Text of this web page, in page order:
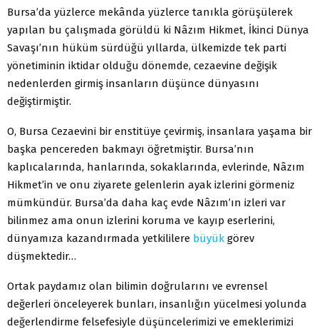
Bursa’da yüzlerce mekânda yüzlerce tanıkla görüşülerek
yapılan bu çalışmada görüldü ki Nâzım Hikmet, İkinci Dünya
Savaşı’nın hüküm sürdüğü yıllarda, ülkemizde tek parti
yönetiminin iktidar olduğu dönemde, cezaevine değişik
nedenlerden girmiş insanların düşünce dünyasını
değiştirmiştir.
O, Bursa Cezaevini bir enstitüye çevirmiş, insanlara yaşama bir
başka pencereden bakmayı öğretmiştir. Bursa’nın
kaplıcalarında, hanlarında, sokaklarında, evlerinde, Nâzım
Hikmet’in ve onu ziyarete gelenlerin ayak izlerini görmeniz
mümkündür. Bursa’da daha kaç evde Nâzım’ın izleri var
bilinmez ama onun izlerini koruma ve kayıp eserlerini,
dünyamıza kazandırmada yetkililere büyük görev
düşmektedir…
Ortak paydamız olan bilimin doğrularını ve evrensel
değerleri önceleyerek bunları, insanlığın yücelmesi yolunda
değerlendirme felsefesiyle düşüncelerimizi ve emeklerimizi